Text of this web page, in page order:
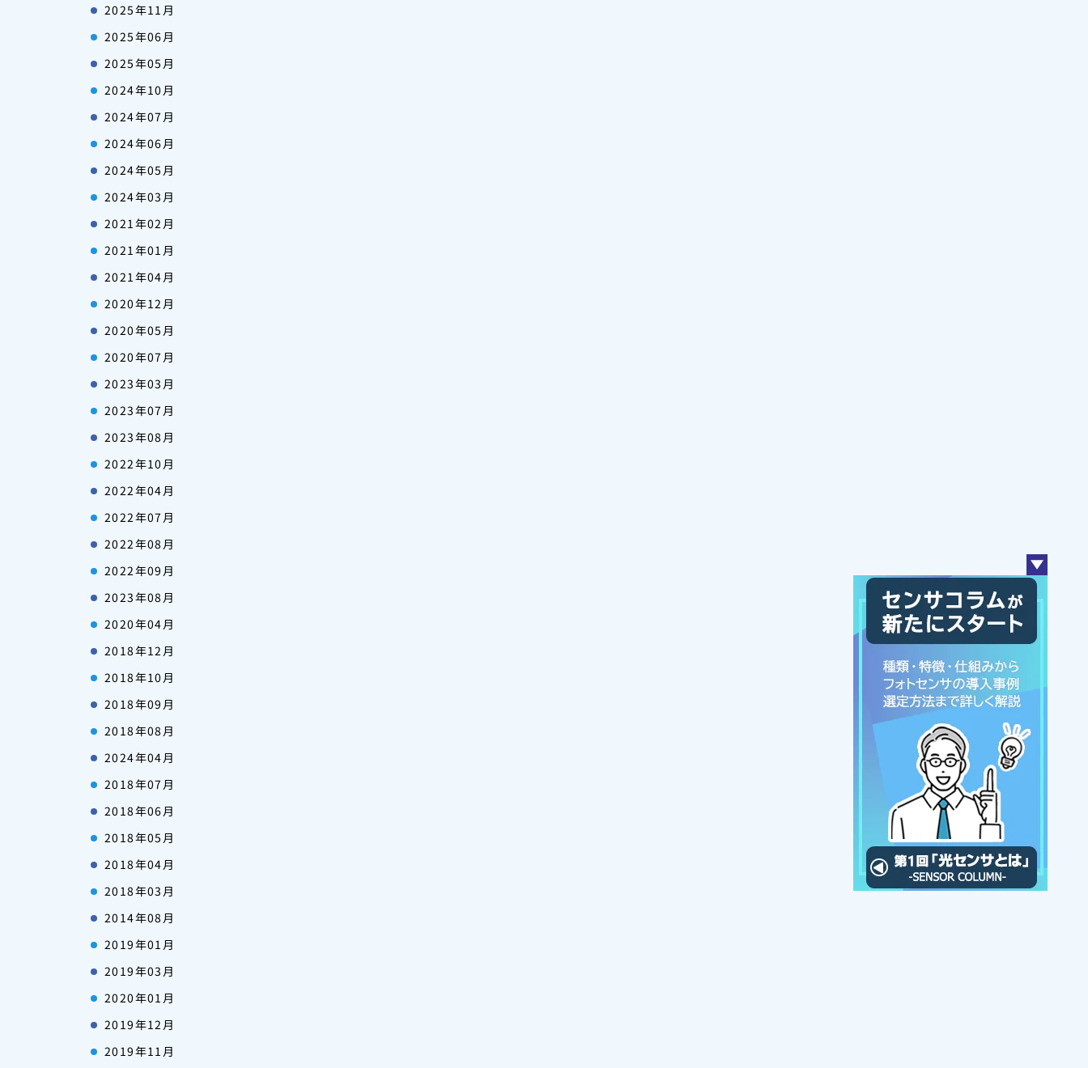
2025年11月
2025年06月
2025年05月
2024年10月
2024年07月
2024年06月
2024年05月
2024年03月
2021年02月
2021年01月
2021年04月
2020年12月
2020年05月
2020年07月
2023年03月
2023年07月
2023年08月
2022年10月
2022年04月
2022年07月
2022年08月
2022年09月
2023年08月
2020年04月
2018年12月
2018年10月
2018年09月
2018年08月
2024年04月
2018年07月
2018年06月
2018年05月
2018年04月
2018年03月
2014年08月
2019年01月
2019年03月
2020年01月
2019年12月
2019年11月